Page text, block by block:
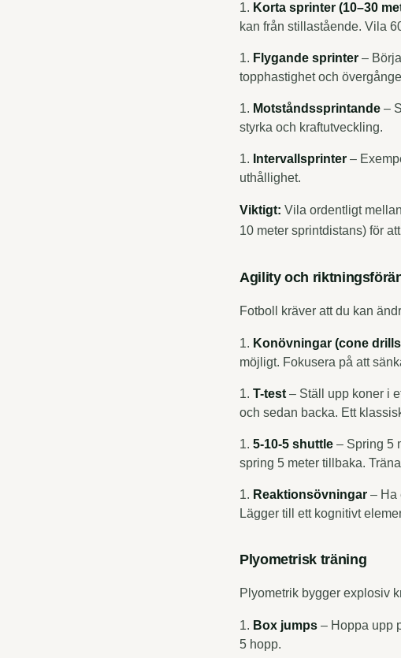
Korta sprinter (10–30
kan från stillastående. Vila
Flygande sprinter –
topphastighet och
Motståndssprintande –
styrka och kraftutveckling.
Intervallsprinter –
uthållighet.
Viktigt: Vila ordentligt
10 meter sprintdistans) för
Agility och
Fotboll kräver att du kan
Konövningar (cone
möjligt. Fokusera på att
T-test – Ställ upp koner i
och sedan backa. Ett
5-10-5 shuttle – Spring 5
spring 5 meter tillbaka.
Reaktionsövningar – Ha
Lägger till ett kognitivt
Plyometrisk träning
Plyometrik bygger explosiv
Box jumps – Hoppa upp
5 hopp.